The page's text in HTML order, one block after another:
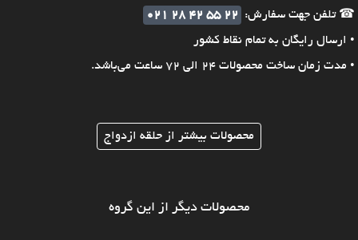
☎ تلفن جهت سفارش:
021 28 42 55 22
• ارسال رایگان به تمام نقاط کشور
• مدت زمان ساخت محصولات 24 الی 72 ساعت می‌باشد.
محصولات بیشتر از حلقه ازدواج
محصولات دیگر از این گروه